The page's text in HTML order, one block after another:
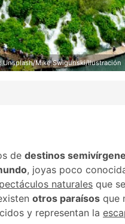
Unsplash/Mike Swigunski/Ilustración
de destinos
, joyas poco
naturales que
otros paraísos que
y representan la